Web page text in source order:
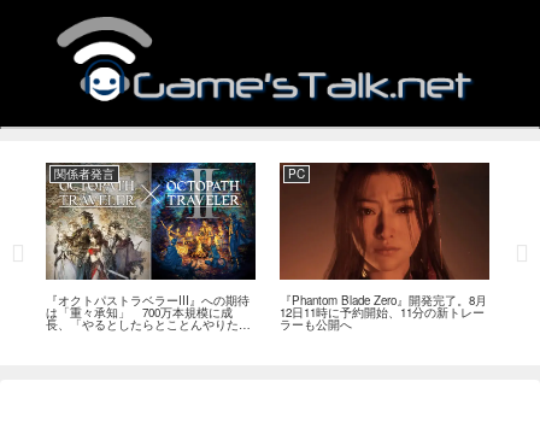
関係者発言
『オクトパストラベラーIII』への期待
は「重々承知」 700万本規模に成
長、「やるとしたらとことんやりた
い」と浅野智也氏
PC
『Phantom Blade Zero』開発完了。8月
12日11時に予約開始、11分の新トレー
ラーも公開へ